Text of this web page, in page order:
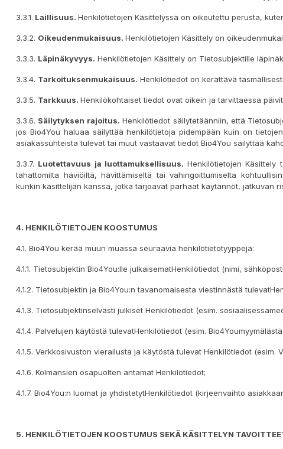
3.3.1. Laillisuus. Henkilötietojen Käsittelyssä on oikeutettu perusta,
3.3.2. Oikeudenmukaisuus. Henkilötietojen Käsittely on
3.3.3. Läpinäkyvyys. Henkilötietojen Käsittely on Tietosubjektille
3.3.4. Tarkoituksenmukaisuus. Henkilötiedot on kerättävä
3.3.5. Tarkkuus. Henkilökohtaiset tiedot ovat oikein ja tarvittaessa
3.3.6. Säilytyksen rajoitus. Henkilötiedot säilytetäänniin, että
jos Bio4You haluaa säilyttää henkilötietoja pidempään kuin on
asiakassuhteista tulevat tai muut vastaavat tiedot Bio4You säilyttää
3.3.7. Luotettavuus ja luottamuksellisuus. Henkilötietojen Käsittely
tahattomilta häviöiltä, ​​hävittämiseltä tai vahingoittumiselta
kunkin käsittelijän kanssa, jotka tarjoavat parhaat käytännöt, jatkuvan
4. HENKILÖTIETOJEN KOOSTUMUS
4.1. Bio4You kerää muun muassa seuraavia henkilötietotyyppejä:
4.1.1. Tietosubjektin Bio4You:lle julkaisematHenkilötiedot (nimi,
4.1.2. Tietosubjektin ja Bio4You:n tavanomaisesta viestinnästä
4.1.3. Tietosubjektinselvästi julkiset Henkilötiedot (esim.
4.1.4. Palvelujen käytöstä tulevatHenkilötiedot (esim.
4.1.5. Verkkosivuston vierailusta ja käytöstä tulevat Henkilötiedot (esim.
4.1.6. Kolmansien osapuolten antamat Henkilötiedot;
4.1.7. Bio4You:n luomat ja yhdistetytHenkilötiedot (kirjeenvaihto
5. HENKILÖTIETOJEN KOOSTUMUS SEKÄ KÄSITTELYN